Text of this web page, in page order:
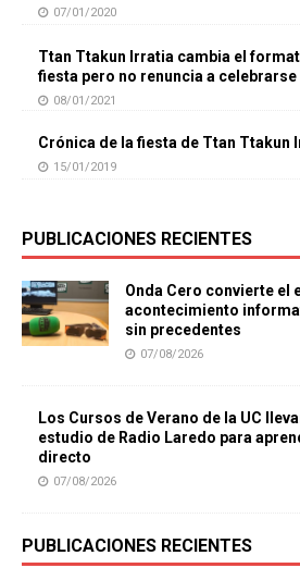
07/01/2020
Ttan Ttakun Irratia cambia el
fiesta pero no renuncia a celebrarse
08/01/2021
Crónica de la fiesta de Ttan Ttakun
15/01/2019
PUBLICACIONES RECIENTES
Onda Cero convierte el
acontecimiento
sin precedentes
07/08/2026
Los Cursos de Verano de la UC
estudio de Radio Laredo para
directo
07/08/2026
PUBLICACIONES RECIENTES